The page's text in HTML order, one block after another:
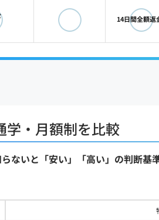
◯ ◯
14日間全額返
学・月額制を比較
ないと「安い」「高い」の判断基